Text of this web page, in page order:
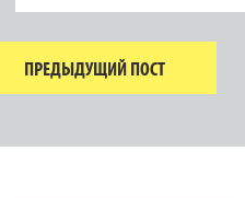
ПРЕДЫДУЩИЙ ПОСТ